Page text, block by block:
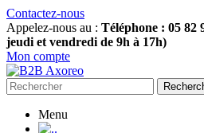
Contactez-nous
Appelez-nous au : Téléphone : 05 82
jeudi et vendredi de 9h à 17h)
Mon compte
Menu
.